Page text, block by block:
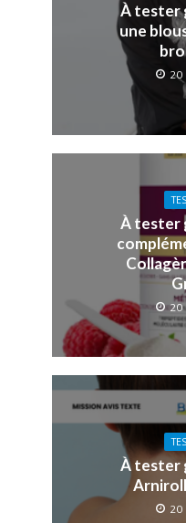
À tester
une
20
À tester
20
À tester
20